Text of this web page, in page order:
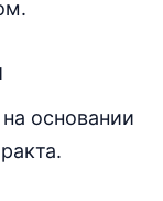
основании